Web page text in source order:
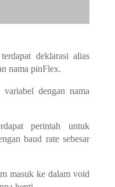
deklarasi alias
nama pinFlex.
dengan nama
perintah untuk
baud rate sebesar
masuk ke dalam void